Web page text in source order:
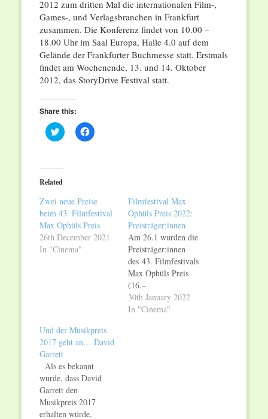
2012 zum dritten Mal die internationalen Film-,
Games-, und Verlagsbranchen in Frankfurt
zusammen. Die Konferenz findet von 10.00 –
18.00 Uhr im Saal Europa, Halle 4.0 auf dem
Gelände der Frankfurter Buchmesse statt. Erstmals
findet am Wochenende, 13. und 14. Oktober
2012, das StoryDrive Festival statt.
Share this:
Click
to
(Opens
in
new
Click
to
Related
Zwei neue Preise
beim 43. Filmfestival
Max Ophüls Preis
26th December 2021
In "Cinema"
Filmfestival Max
Ophüls Preis 2022:
Preisträger:innen
Am 26.1 wurden die
Preisträger:innen
des 43. Filmfestivals
Max Ophüls Preis
(16.–
26.1.22) bekanntgegeben.
Die Preisverleihung
30th January 2022
In "Cinema"
Und der Musikpreis
2017 geht an… David
Garrett
Als es bekannt
wurde, dass David
Garrett den
Musikpreis 2017
erhalten würde,